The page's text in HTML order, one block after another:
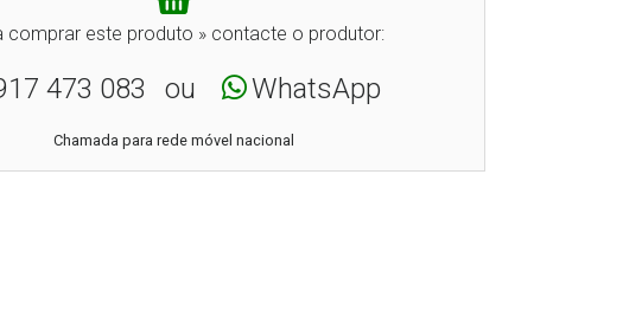
comprar este produto » contacte o produtor:
473 083 ou WhatsApp
Chamada para rede móvel nacional